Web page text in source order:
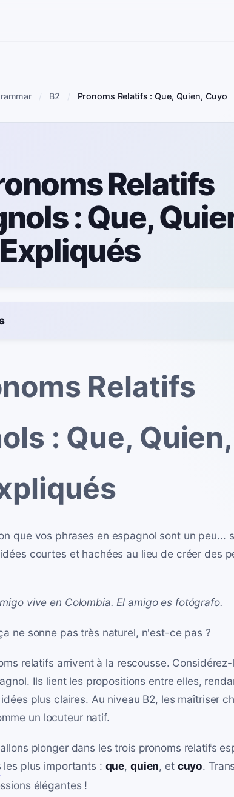
B2 Pronoms Relatifs : Que, Quien, Cuyo
Relatifs
: Que,
Relatifs
: Que,
que vos phrases en espagnol sont un peu...
courtes et hachées au lieu de créer des
vive en Colombia. El amigo es fotógrafo.
ne sonne pas très naturel, n'est-ce pas ?
relatifs arrivent à la rescousse.
Ils lient les propositions entre elles,
plus claires. Au niveau B2, les maîtriser
un locuteur natif.
plonger dans les trois pronoms relatifs
les plus importants : que, quien, et cuyo.
élégantes !